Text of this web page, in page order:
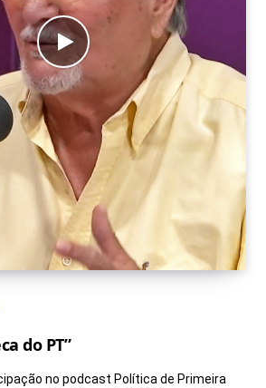
do PT”
no podcast Política de Primeira